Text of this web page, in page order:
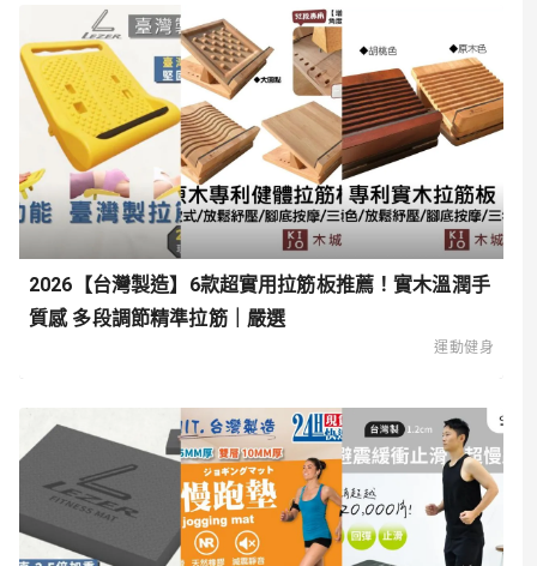
2026【台灣製造】6款超實用拉筋板推薦！實木溫潤手
質感 多段調節精準拉筋｜嚴選
運動健身